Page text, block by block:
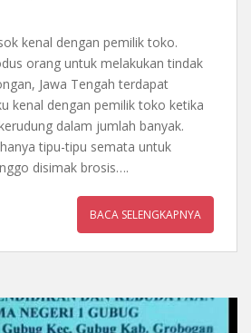
kenal dengan pemilik toko.
orang untuk melakukan tindak
Jawa Tengah terdapat
kenal dengan pemilik toko ketika
dalam jumlah banyak.
tipu-tipu semata untuk
disimak brosis….
BACA SELENGKAPNYA